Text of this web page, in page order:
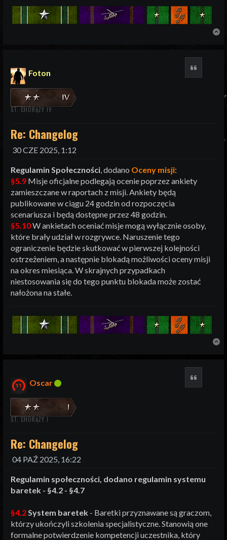
Foton
ST. CHORĄŻY IV
Re: Changelog
30 CZE 2025, 1:12
Regulamin Społeczności , dodano Oceny misji:
§5.9 Misje oficjalne podlegają ocenie poprzez ankiety
zamieszczane w raportach z misji. Ankiety będą
publikowane w ciągu 24 godzin od rozpoczęcia
scenariusza i będą dostępne przez 48 godzin.
§5.10W ankietach oceniać misje mogą wyłącznie osoby,
które brały udział w rozgrywce. Naruszenie tego
ograniczenie będzie skutkować w pierwszej kolejności
ostrzeżeniem, a następnie blokadą możliwości oceny misji
na okres miesiąca. W skrajnych przypadkach
niestosowania się do tego punktu blokada może zostać
nałożona na stałe.
Oscar
ST. CHORĄŻY I
Re: Changelog
04 PAŹ 2025, 16:22
Regulamin społeczności, dodano regulamin systemu
baretek - §4.2 - §4.7
§4.2System baretek - Baretki przyznawane są graczom,
którzy ukończyli szkolenia specjalistyczne. Stanowią one
formalne potwierdzenie kompetencji uczestnika, który